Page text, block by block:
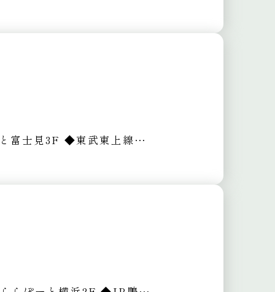
富士見3F ◆東武東上線 鶴瀬駅よりバス6分